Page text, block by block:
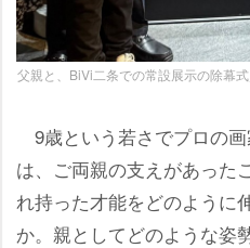
父親と、BiVi二条での常設展示の除幕
9歳という若さでプロの
は、ご両親の支えがあった
れ持った才能をどのように
か。親としてどのような姿